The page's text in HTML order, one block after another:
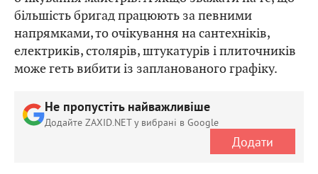
більшість бригад працюють за певними
напрямками, то очікування на сантехніків,
електриків, столярів, штукатурів і плиточників
може геть вибити із запланованого графіку.
Не пропустіть найважливіше
Додайте ZAXID.NET у вибрані в Google
Додати